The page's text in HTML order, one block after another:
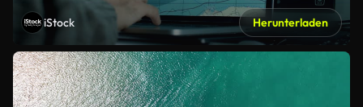
iStock Herunterladen